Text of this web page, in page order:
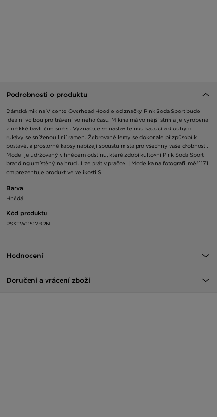
Podrobnosti o produktu
Dámská mikina Vicente Overhead Hoodie od značky Pink Soda Sport bude
ideální volbou pro trávení volného času. Mikina má volnější střih a je vyrobená
z měkké bavlněné směsi. Vyznačuje se nastavitelnou kapucí a dlouhými
rukávy se sníženou linií ramen. Žebrované lemy se dokonale přizpůsobí k
postavě, a prostorné kapsy nabízejí spoustu místa pro všechny vaše drobnosti.
Model je udržovaný v hnědém odstínu, které zdobí kultovní Pink Soda Sport
branding umístěný na hrudi. Lze prát v pračce. | Modelka na fotografii měří 171
cm prezentuje produkt ve velikosti S.
Barva
Hnědá
Kód produktu
PSSTW11512BRN
Hodnocení
Doručení a vrácení zboží